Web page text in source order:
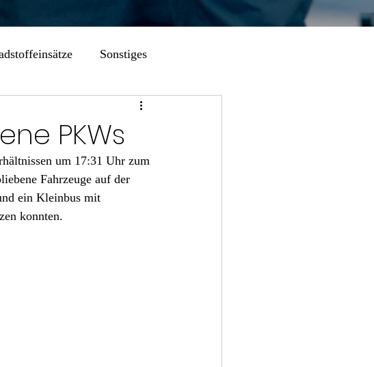
Sonstiges
PKWs
um 17:31 Uhr zum
Fahrzeuge auf der
ein Kleinbus mit
konnten.